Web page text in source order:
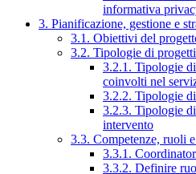
informativa
3. Pianificazione, gestione e
3.1. Obiettivi del
3.2. Tipologie di progetti
3.2.1. Tipologie
coinvolti nel
3.2.2. Tipologie
3.2.3. Tipologie
intervento
3.3. Competenze, ruoli
3.3.1.
3.3.2. Definire